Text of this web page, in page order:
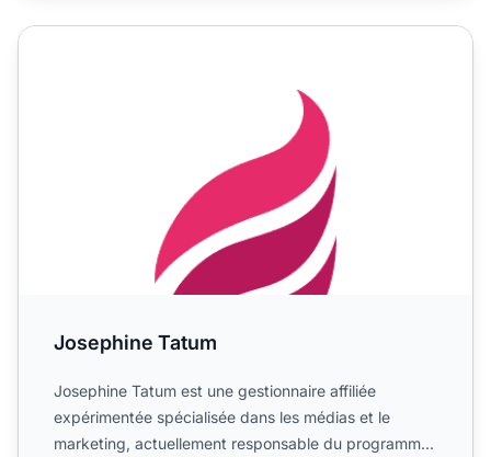
Josephine Tatum
Josephine Tatum
Josephine Tatum est une gestionnaire affiliée
expérimentée spécialisée dans les médias et le
marketing, actuellement responsable du programme